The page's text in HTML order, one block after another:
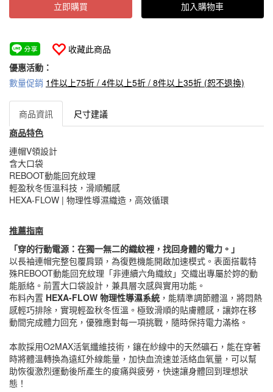
立即購買 加入購物車
收藏此商品
優惠活動：
數量促銷 1件以上75折 / 4件以上5折 / 8件以上35折 (恕不退換)
商品資訊
尺寸建議
商品特色
連帽V領設計
含大口袋
REBOOT動能回充紋理
輕盈秋冬恆溫科技，滑順觸感
HEXA-FLOW | 物理性導濕織造，高效循環
推薦指南
「穿的行動電源：在獨一無二的織紋裡，找回身體的電力。」
以長袖連帽完整包覆肩頸，為復甦機能開啟加速模式。表面搭載特
殊REBOOT動能回充紋理「非連續六角織紋」交織出專屬於妳的動
能脈絡。前置大口袋設計，兼具層次感與實用功能。
布料內置 HEXA-FLOW 物理性導濕系統 ，能精準調節體溫，將悶熱
感輕巧排除，實現輕盈秋冬恆溫。極致滑順的貼膚體感，讓妳在移
動間完成體力回充，優雅應對每一項挑戰，隨時保持電力滿格。
本款採用O2MAX活氧纖維技術，鑲在紗線中的天然礦石，能在穿著
時將體溫轉換為遠紅外線能量，加快血流速並活絡血氧量，可以幫
助恢復激烈運動後所產生的痠痛與疲勞，快速讓身體回到理想狀
態！